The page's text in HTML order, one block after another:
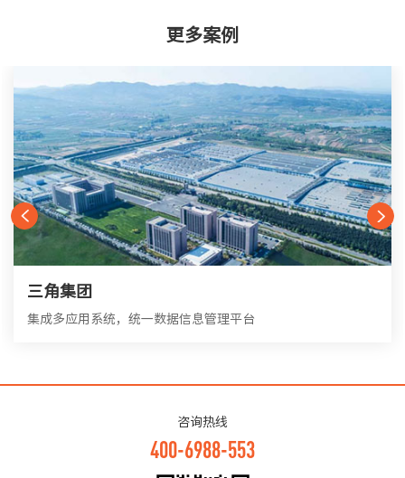
更多案例
三角集团
集成多应用系统，统一数据信息管理平台
咨询热线
400-6988-553